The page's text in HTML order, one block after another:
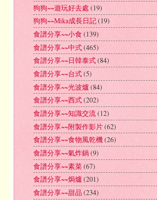
狗狗~~遊玩好去處 (19)
狗狗~~Mika成長日記(19)
食譜分享~~小食 (139)
食譜分享~~中式(465)
食譜分享~~日韓泰式(84)
食譜分享~~台式(5)
食譜分享~~光波爐 (84)
食譜分享~~西式(202)
食譜分享~~知識交流(12)
食譜分享~~附製作影片(62)
食譜分享~~食物風乾機(26)
食譜分享~~氣炸鍋(9)
食譜分享~~素菜(67)
食譜分享~~焗爐 (201)
食譜分享~~甜品 (234)